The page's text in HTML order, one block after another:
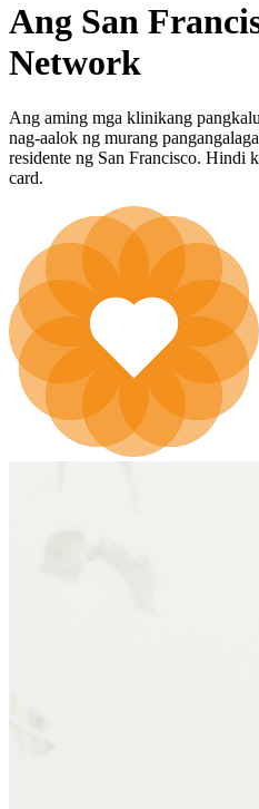
Ang San
Network
Ang aming mga klinikang
nag-aalok ng murang
residente ng San Francisco. Hindi
card.